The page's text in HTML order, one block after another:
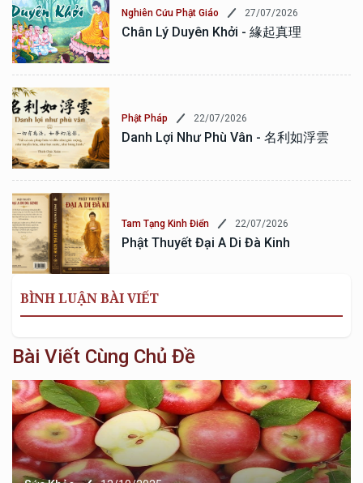
Nghiên Cứu Phật Giáo 27/07/2026
Chân Lý Duyên Khởi - 緣起真理
Phật Pháp 22/07/2026
Danh Lợi Như Phù Vân - 名利如浮雲
Tam Tạng Kinh Điển 22/07/2026
Phật Thuyết Đại A Di Đà Kinh
BÌNH LUẬN BÀI VIẾT
Bài Viết Cùng Chủ Đề